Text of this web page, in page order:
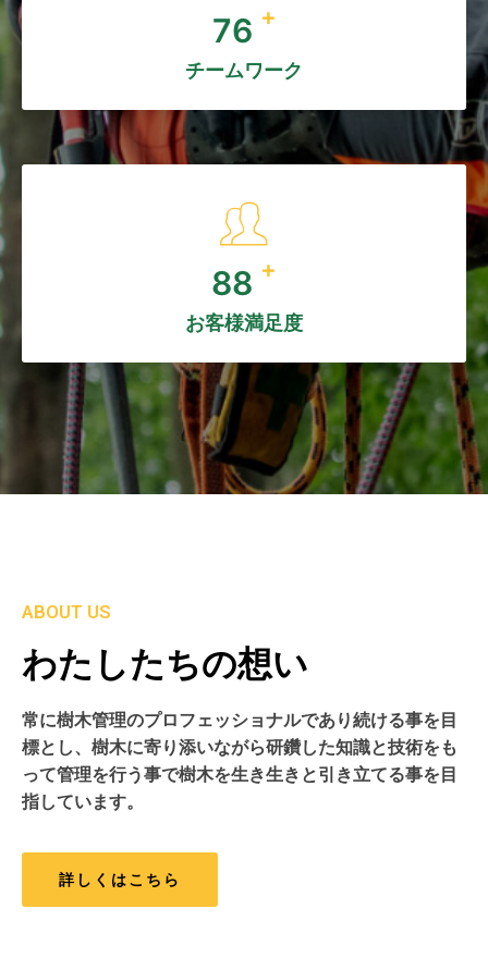
100 +
チームワーク
120 +
お客様満足度
ABOUT US
わたしたちの想い
常に樹木管理のプロフェッショナルであり続ける事を目
標とし、樹木に寄り添いながら研鑽した知識と技術をも
って管理を行う事で樹木を生き生きと引き立てる事を目
指しています。
詳しくはこちら